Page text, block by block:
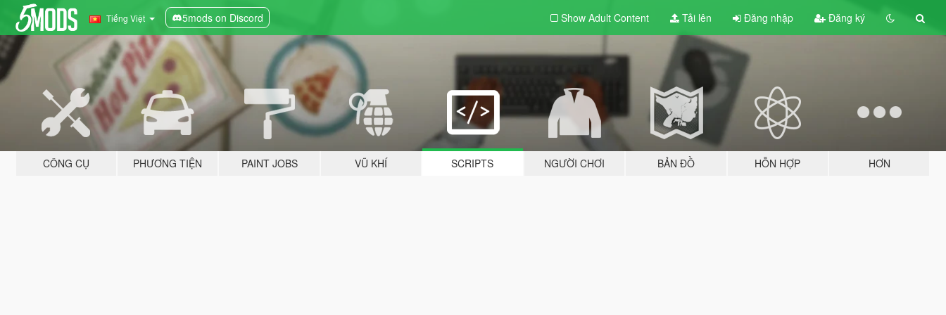
Tiếng Việt 5mods on Discord Show Adult Content Tải lên Đăng nhập Đăng ký
CÔNG CỤ PHƯƠNG TIỆN PAINT JOBS VŨ KHÍ SCRIPTS NGƯỜI CHƠI BẢN ĐỒ HỖN HỢP HƠN